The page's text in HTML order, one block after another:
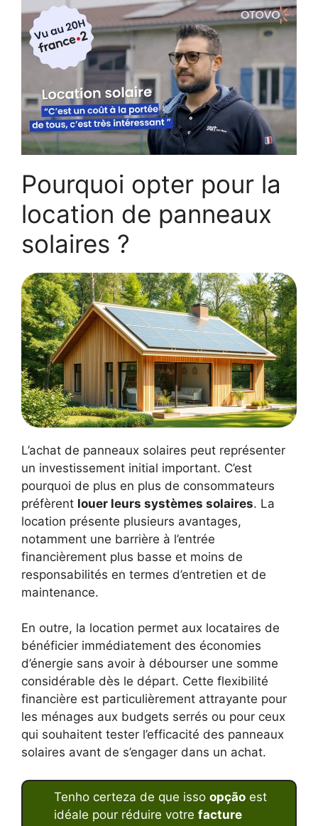
Pourquoi opter pour la
location de panneaux
solaires ?
L’achat de panneaux solaires peut représenter
un investissement initial important. C’est
pourquoi de plus en plus de consommateurs
préfèrent louer leurs systèmes solaires. La
location présente plusieurs avantages,
notamment une barrière à l’entrée
financièrement plus basse et moins de
responsabilités en termes d’entretien et de
maintenance.
En outre, la location permet aux locataires de
bénéficier immédiatement des économies
d’énergie sans avoir à débourser une somme
considérable dès le départ. Cette flexibilité
financière est particulièrement attrayante pour
les ménages aux budgets serrés ou pour ceux
qui souhaitent tester l’efficacité des panneaux
solaires avant de s’engager dans un achat.
Tenho certeza de que isso opção est
idéale pour réduire votre facture